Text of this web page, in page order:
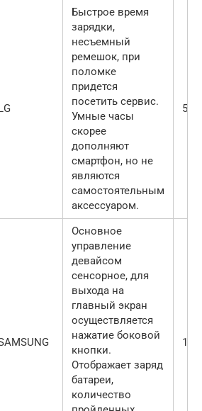
Быстрое время
зарядки,
несъемный
ремешок, при
поломке
придется
посетить сервис.
Умные часы
скорее
дополняют
смартфон, но не
являются
самостоятельным
аксессуаром.
Основное
управление
девайсом
сенсорное, для
выхода на
главный экран
осуществляется
нажатие боковой
кнопки.
Отображает заряд
батареи,
количество